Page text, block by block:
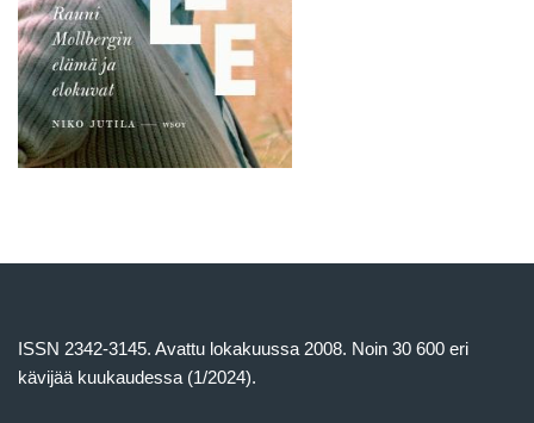
ISSN 2342-3145. Avattu lokakuussa 2008. Noin 30 600 eri
kävijää kuukaudessa (1/2024).